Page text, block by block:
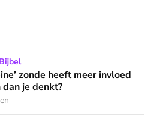
meer invloed op je leven dan je
zonde heeft meer invloed
je denkt?
'Rampnacht: de Titanic': 'We